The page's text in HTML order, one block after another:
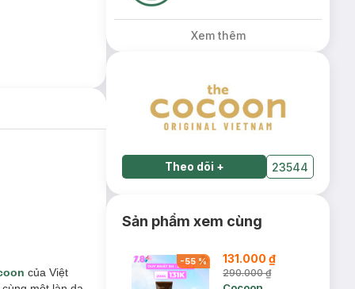
của Việt
Xem thêm
Theo dõi + 23544
Sản phẩm xem cùng
-55% 131.000 ₫
290.000 ₫